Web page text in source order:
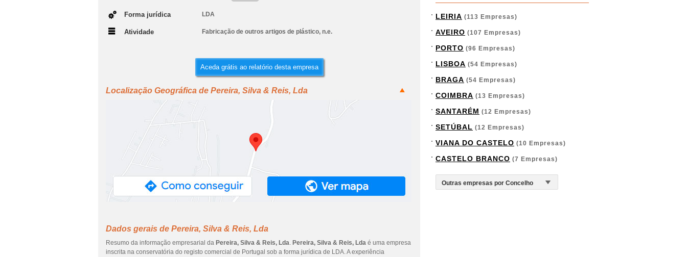
Forma jurídica LDA
Atividade Fabricação de outros artigos de plástico, n.e.
Aceda grátis ao relatório desta empresa
Localização Geográfica de Pereira, Silva & Reis, Lda
Dados gerais de Pereira, Silva & Reis, Lda
Resumo da informação empresarial da Pereira, Silva & Reis, Lda. Pereira, Silva & Reis, Lda é uma empresa
inscrita na conservatória do registo comercial de Portugal sob a forma jurídica de LDA. A experiência
LEIRIA (113 Empresas)
AVEIRO (107 Empresas)
PORTO (96 Empresas)
LISBOA (54 Empresas)
BRAGA (54 Empresas)
COIMBRA (13 Empresas)
SANTARÉM (12 Empresas)
SETÚBAL (12 Empresas)
VIANA DO CASTELO (10 Empresas)
CASTELO BRANCO (7 Empresas)